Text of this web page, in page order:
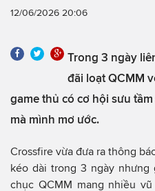
12/06/2026 20:06
Trong 3 ngày
đãi loạt QCMM
game thủ có cơ hội sưu
mà mình mơ ước.
Crossfire vừa đưa ra thông
kéo dài trong 3 ngày nhưng
chục QCMM mang nhiều